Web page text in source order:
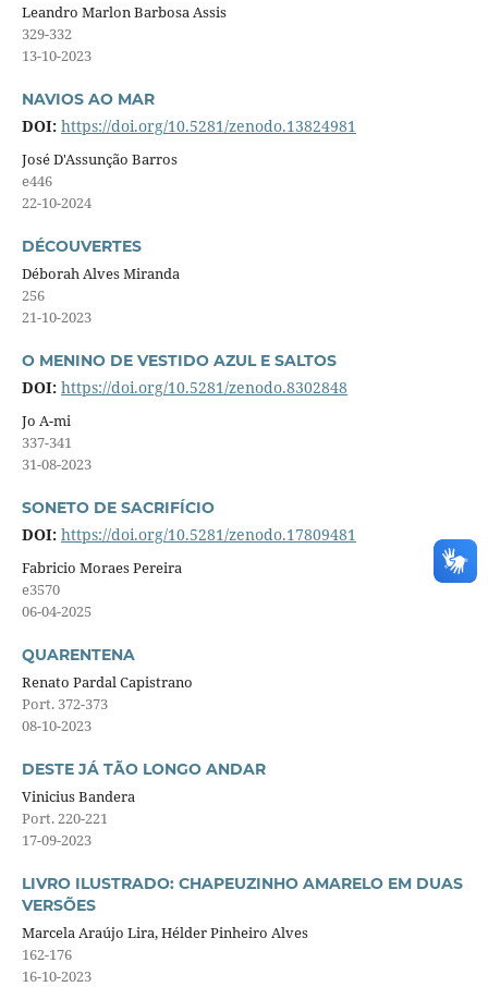
Leandro Marlon Barbosa Assis
329-332
13-10-2023
NAVIOS AO MAR
DOI: https://doi.org/10.5281/zenodo.13824981
José D'Assunção Barros
e446
22-10-2024
DÉCOUVERTES
Déborah Alves Miranda
256
21-10-2023
O MENINO DE VESTIDO AZUL E SALTOS
DOI: https://doi.org/10.5281/zenodo.8302848
Jo A-mi
337-341
31-08-2023
SONETO DE SACRIFÍCIO
DOI: https://doi.org/10.5281/zenodo.17809481
Fabricio Moraes Pereira
e3570
06-04-2025
QUARENTENA
Renato Pardal Capistrano
Port. 372-373
08-10-2023
DESTE JÁ TÃO LONGO ANDAR
Vinicius Bandera
Port. 220-221
17-09-2023
LIVRO ILUSTRADO: CHAPEUZINHO AMARELO EM DUAS
VERSÕES
Marcela Araújo Lira, Hélder Pinheiro Alves
162-176
16-10-2023